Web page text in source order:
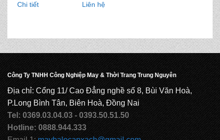
Chi tiết
Liên hệ
Công Ty TNHH Công Nghiệp May & Thời Trang Trung Nguyên
Địa chỉ: Cổng 11/ Cao Đẳng nghề số 8, Bùi Văn Hoà,
P.Long Bình Tân, Biên Hoà, Đồng Nai
Tel: 0369.03.04.03 - 0393.50.51.50
Hotline: 0888.944.333